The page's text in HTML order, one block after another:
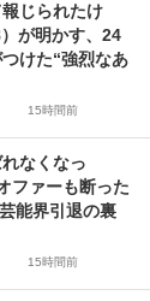
報じられたけ
が明かす、24
けた“強烈なあ
15時間前
なくなっ
ファーも断った
能界引退の裏
15時間前